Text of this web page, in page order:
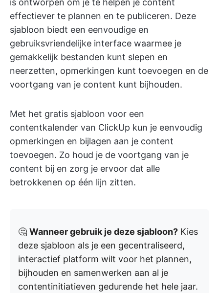
is ontworpen om je te helpen je content
effectiever te plannen en te publiceren. Deze
sjabloon biedt een eenvoudige en
gebruiksvriendelijke interface waarmee je
gemakkelijk bestanden kunt slepen en
neerzetten, opmerkingen kunt toevoegen en de
voortgang van je content kunt bijhouden.
Met het gratis sjabloon voor een
contentkalender van ClickUp kun je eenvoudig
opmerkingen en bijlagen aan je content
toevoegen. Zo houd je de voortgang van je
content bij en zorg je ervoor dat alle
betrokkenen op één lijn zitten.
🤔 Wanneer gebruik je deze sjabloon? Kies
deze sjabloon als je een gecentraliseerd,
interactief platform wilt voor het plannen,
bijhouden en samenwerken aan al je
contentinitiatieven gedurende het hele jaar.